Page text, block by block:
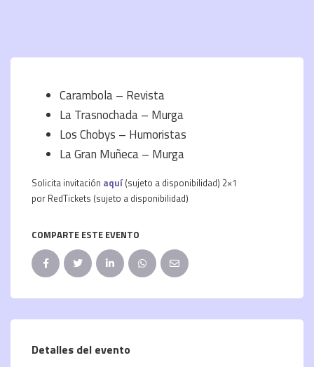
Carambola – Revista
La Trasnochada – Murga
Los Chobys – Humoristas
La Gran Muñeca – Murga
Solicita invitación aquí (sujeto a disponibilidad) 2×1
por RedTickets (sujeto a disponibilidad)
COMPARTE ESTE EVENTO
Detalles del evento